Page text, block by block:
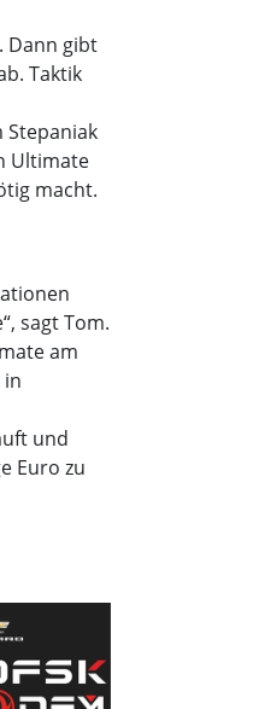
Dann gibt
Taktik
Stepaniak
Ultimate
macht.
sagt Tom.
am
in
und
Euro zu